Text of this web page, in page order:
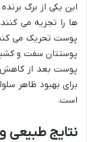
ها را تجزیه می
پوست تحریک می
پوستتان سفت و
پوست بعد از کاهش
برای بهبود ظاهر
است.
نتایج طبیعی